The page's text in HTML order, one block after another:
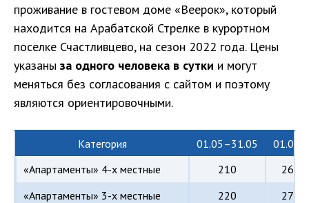
проживание в гостевом доме «Веерок», который
находится на Арабатской Стрелке в курортном
поселке Счастливцево, на сезон 2022 года. Цены
указаны за одного человека в сутки и могут
меняться без согласования с сайтом и поэтому
являются ориентировочными.
Категория 01.05–31.05
«Апартаменты» 4-х местные
210
«Апартаменты» 3-х местные
220